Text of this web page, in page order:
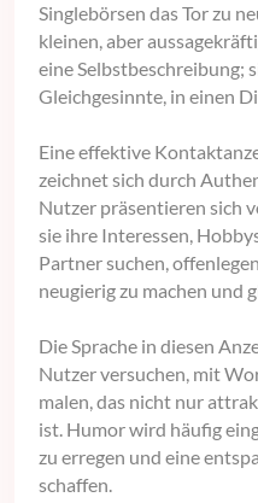
Singlebörsen das Tor zu
kleinen, aber
eine Selbstbeschreibung;
Gleichgesinnte, in einen
Eine effektive
zeichnet sich durch
Nutzer präsentieren sich
sie ihre Interessen,
Partner suchen,
neugierig zu machen und
Die Sprache in diesen
Nutzer versuchen, mit
malen, das nicht nur
ist. Humor wird häufig
zu erregen und eine
schaffen.